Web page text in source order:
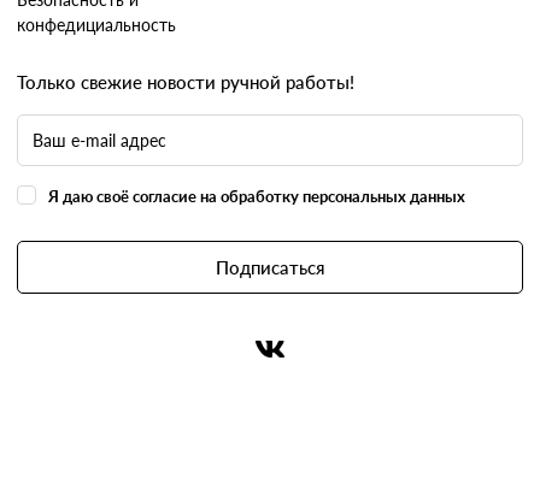
конфедициальность
Только свежие новости ручной работы!
Я даю своё согласие на обработку персональных данных
Подписаться